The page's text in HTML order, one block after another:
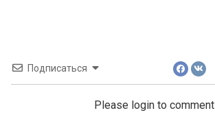
Подписаться
Please login to comment